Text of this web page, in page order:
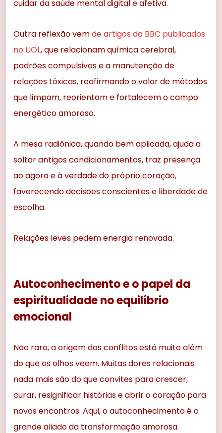
cuidar da saúde mental digital e afetiva.
Outra reflexão vemde artigos da BBC publicados
no UOL, que relacionam química cerebral,
padrões compulsivos e a manutenção de
relações tóxicas, reafirmando o valor de métodos
que limpam, reorientam e fortalecem o campo
energético amoroso.
A mesa radiônica, quando bem aplicada, ajuda a
soltar antigos condicionamentos, traz presença
ao agora e à verdade do próprio coração,
favorecendo decisões conscientes e liberdade de
escolha.
Relações leves pedem energia renovada.
Autoconhecimento e o papel da
espiritualidade no equilíbrio
emocional
Não raro, a origem dos conflitos está muito além
do que os olhos veem. Muitas dores relacionais
nada mais são do que convites para crescer,
curar, resignificar histórias e abrir o coração para
novos encontros. Aqui, o autoconhecimento é o
grande aliado da transformação amorosa.